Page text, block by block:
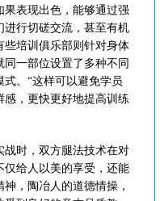
表现出色，能够通过强
进行切磋交流，甚至有机
些培训俱乐部则针对身体
一部位设置了多种不同
。“这样可以避免学员
，更快更好地提高训练
战时，双方腿法技术在对
仅给人以美的享受，还能
，陶冶人的道德情操，